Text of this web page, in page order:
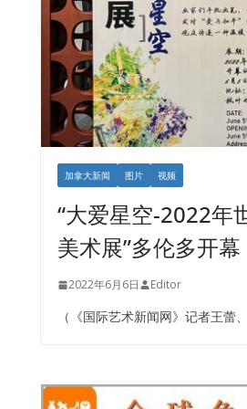
加拿大新闻 图片 视频
“大爱星空-2022年
美术展”多伦多开幕
2022年6月6日 Editor
（《国际艺术新闻网》记者王蕾